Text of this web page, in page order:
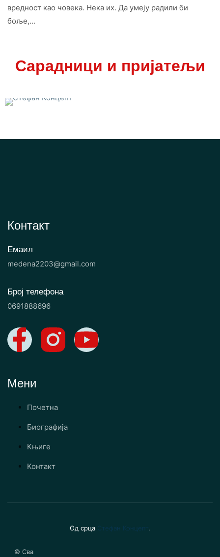
вредност као човека. Нека их. Да умеју радили би
боље,...
Сарадници и пријатељи
Контакт
Емаил
medena2203@gmail.com
Број телефона
0691888696
Мени
Почетна
Биографија
Књиге
Контакт
Од срца Стефан Концепт.
© Сва